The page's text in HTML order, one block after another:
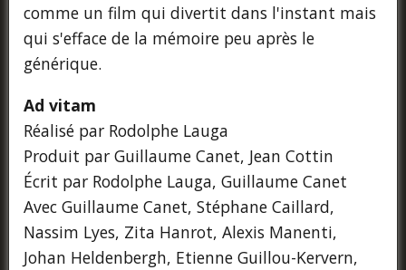
comme un film qui divertit dans l'instant mais
qui s'efface de la mémoire peu après le
générique.
Ad vitam
Réalisé par Rodolphe Lauga
Produit par Guillaume Canet, Jean Cottin
Écrit par Rodolphe Lauga, Guillaume Canet
Avec Guillaume Canet, Stéphane Caillard,
Nassim Lyes, Zita Hanrot, Alexis Manenti,
Johan Heldenbergh, Etienne Guillou-Kervern,